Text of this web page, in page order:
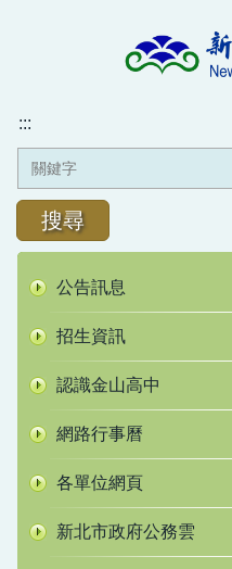
內
容
:::
搜尋
公告訊息
招生資訊
認識金山高中
網路行事曆
各單位網頁
新北市政府公務雲